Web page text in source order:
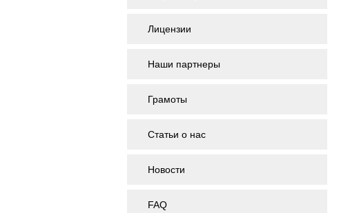
Лицензии
Наши партнеры
Грамоты
Статьи о нас
Новости
FAQ